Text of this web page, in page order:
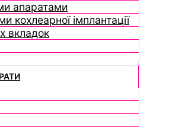
апаратами
кохлеарної імплантації
вкладок